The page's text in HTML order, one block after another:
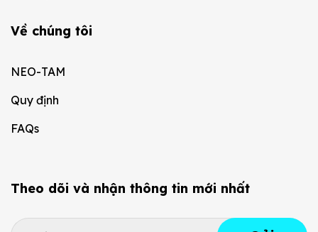
Về chúng tôi
NEO-TAM
Quy định
FAQs
Theo dõi và nhận thông tin mới nhất